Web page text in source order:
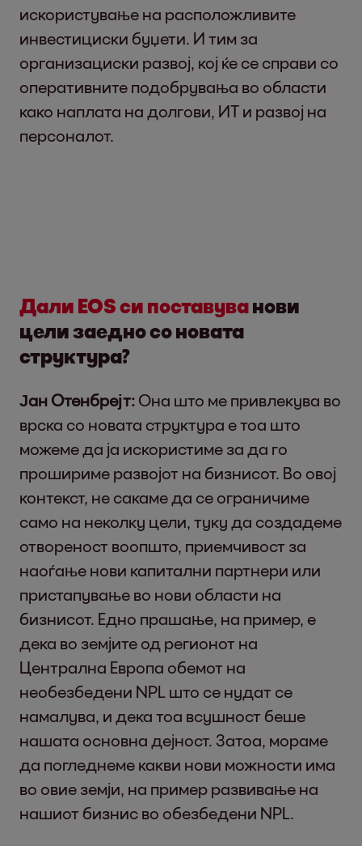
искористување на расположливите
инвестициски буџети. И тим за
организациски развој, кој ќе се справи со
оперативните подобрувања во области
како наплата на долгови, ИТ и развој на
персоналот.
Дали EOS си поставуванови
цели заедно со новата
структура?
Јан Отенбрејт: Она што ме привлекува во
врска со новата структура е тоа што
можеме да ја искористиме за да го
прошириме развојот на бизнисот. Во овој
контекст, не сакаме да се ограничиме
само на неколку цели, туку да создадеме
отвореност воопшто, приемчивост за
наоѓање нови капитални партнери или
пристапување во нови области на
бизнисот. Едно прашање, на пример, е
дека во земјите од регионот на
Централна Европа обемот на
необезбедени NPL што се нудат се
намалува, и дека тоа всушност беше
нашата основна дејност. Затоа, мораме
да погледнеме какви нови можности има
во овие земји, на пример развивање на
нашиот бизнис во обезбедени NPL.